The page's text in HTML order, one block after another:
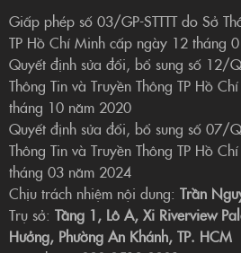
Giấp phép số 03/GP-STTTT do Sở
TP Hồ Chí Minh cấp ngày 12 tháng
Quyết định sửa đổi, bổ sung số 12/
Thông Tin và Truyền Thông TP Hồ
tháng 10 năm 2020
Quyết định sửa đổi, bổ sung số 07/
Thông Tin và Truyền Thông TP Hồ
tháng 03 năm 2024
Chịu trách nhiệm nội dung: Trần
Trụ sở: Tầng 1, Lô A, Xi Riverview
Hưởng, Phường An Khánh, TP. HCM